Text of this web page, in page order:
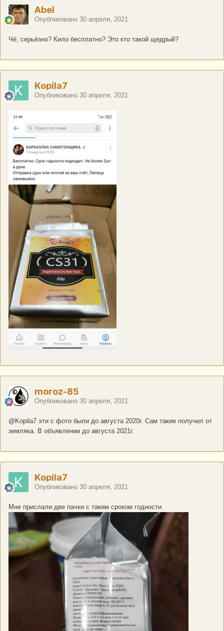
Abel
Опубликовано 30 апреля, 2021
Чё, серьёзно? Кило бесплатно? Это кто такой щедрый?
Kopila7
Опубликовано 30 апреля, 2021
moroz-85
Опубликовано 30 апреля, 2021
@Kopila7 эти с фото были до августа 2020г. Сам такие получил от
земляка. В объявлении до августа 2021г.
Kopila7
Опубликовано 30 апреля, 2021
Мне прислали две пачки с таким сроком годности.